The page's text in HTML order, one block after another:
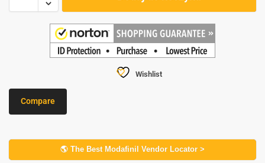
Wishlist
Compare
🌎 The Best Modafinil Vendor Locator >